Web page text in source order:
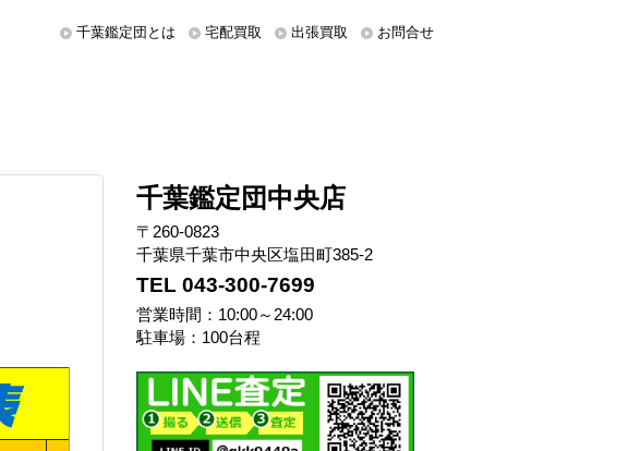
千葉鑑定団とは 宅配買取 出張買取 お問合せ
千葉鑑定団中央店
〒260-0823
千葉県千葉市中央区塩田町385-2
TEL 043-300-7699
営業時間：10:00～24:00
駐車場：100台程